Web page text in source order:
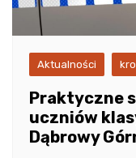
Aktualności
Praktyczne
uczniów
Dąbrowy